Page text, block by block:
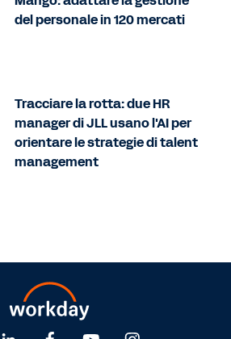
del personale in 120 mercati
Tracciare la rotta: due HR
manager di JLL usano l'AI per
orientare le strategie di talent
management